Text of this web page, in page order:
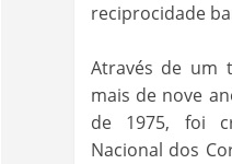
reciprocidade
Através de um
mais de nove
de 1975, foi
Nacional dos